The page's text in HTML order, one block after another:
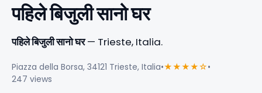
पहिले बिजुली सानो घर
पहिले बिजुली सानो घर— Trieste, Italia.
Piazza della Borsa, 34121 Trieste, Italia•★★★★☆•
247 views